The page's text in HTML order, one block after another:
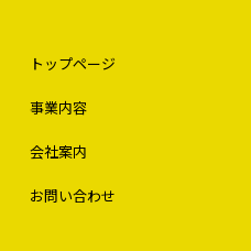
トップページ
事業内容
会社案内
お問い合わせ